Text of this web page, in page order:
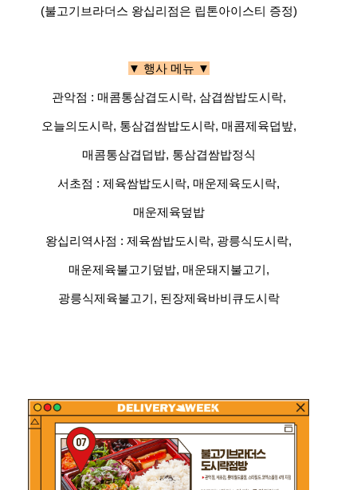
(불고기브라더스 왕십리점은 립톤아이스티 증정)
▼ 행사 메뉴 ▼
관악점 : 매콤통삼겹도시락, 삼겹쌈밥도시락,
오늘의도시락, 통삼겹쌈밥도시락, 매콤제육덥밮,
매콤통삼겹덥밥, 통삼겹쌈밥정식
서초점 : 제육쌈밥도시락, 매운제육도시락,
매운제육덮밥
왕십리역사점 : 제육쌈밥도시락, 광릉식도시락,
매운제육불고기덮밥, 매운돼지불고기,
광릉식제육불고기, 된장제육바비큐도시락